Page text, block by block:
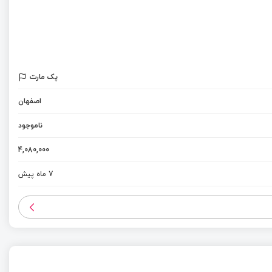
پک مارت
اصفهان
ناموجود
4,080,000
7 ماه پیش